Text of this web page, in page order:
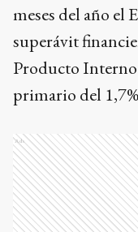
meses del año el
superávit
Producto
primario del
Ads